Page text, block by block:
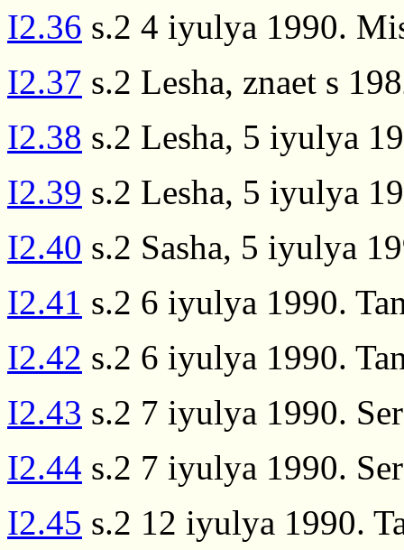
I2.36 s.2 4 iyulya 1990.
I2.37 s.2 Lesha, znaet s
I2.38 s.2 Lesha, 5 iyulya
I2.39 s.2 Lesha, 5 iyulya
I2.40 s.2 Sasha, 5 iyulya
I2.41 s.2 6 iyulya 1990.
I2.42 s.2 6 iyulya 1990.
I2.43 s.2 7 iyulya 1990.
I2.44 s.2 7 iyulya 1990.
I2.45 s.2 12 iyulya 1990.